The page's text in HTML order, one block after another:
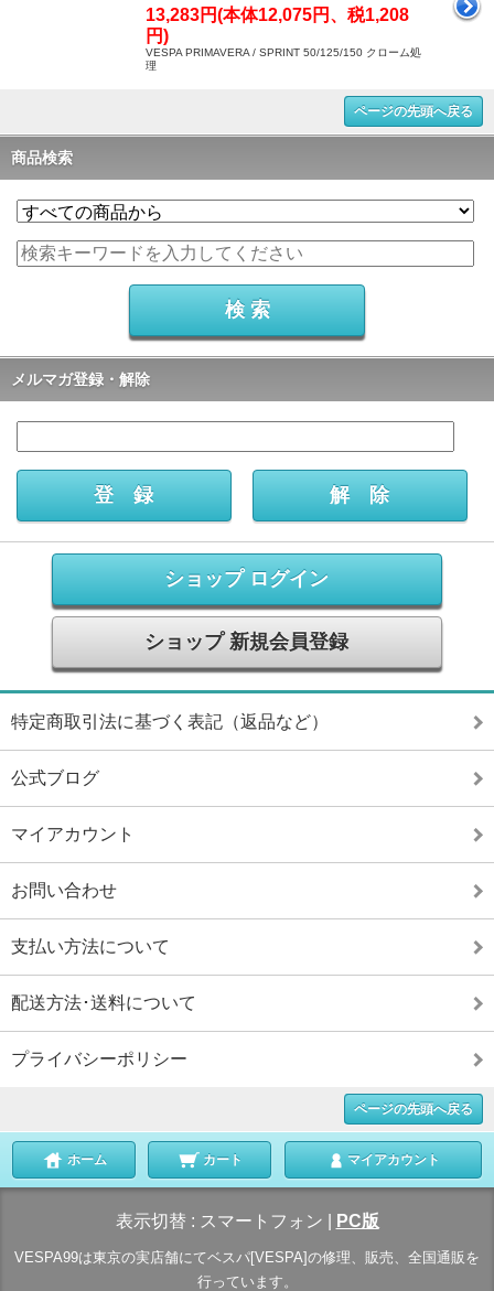
13,283円(本体12,075円、税1,208
円)
VESPA PRIMAVERA / SPRINT 50/125/150 クローム処
理
ページの先頭へ戻る
商品検索
メルマガ登録・解除
ショップ ログイン
ショップ 新規会員登録
特定商取引法に基づく表記（返品など）
公式ブログ
マイアカウント
お問い合わせ
支払い方法について
配送方法･送料について
プライバシーポリシー
ページの先頭へ戻る
ホーム カート マイアカウント
表示切替 : スマートフォン PC版
VESPA99は東京の実店舗にてベスパ[VESPA]の修理、販売、全国通販を
行っています。